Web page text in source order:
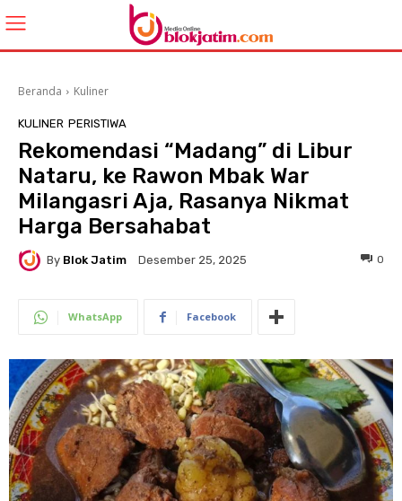
Beranda Kuliner
KULINER PERISTIWA
Rekomendasi “Madang” di Libur
Nataru, ke Rawon Mbak War
Milangasri Aja, Rasanya Nikmat
Harga Bersahabat
By Blok Jatim Desember 25, 2025 0
WhatsApp Facebook